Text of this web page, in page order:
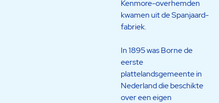
Kenmore-overhemden
kwamen uit de Spanjaard-
fabriek.
In 1895 was Borne de
eerste
plattelandsgemeente in
Nederland die beschikte
over een eigen